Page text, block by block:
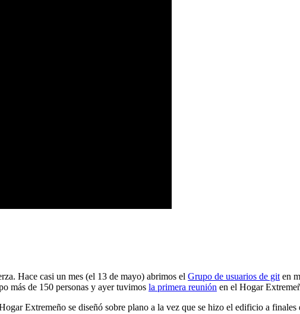
Hace casi un mes (el 13 de mayo) abrimos el Grupo de usuarios de git en
más de 150 personas y ayer tuvimos la primera reunión en el Hogar
Extremeño se diseñó sobre plano a la vez que se hizo el edificio a